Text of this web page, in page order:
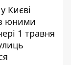
у Києві
юними
1 травня